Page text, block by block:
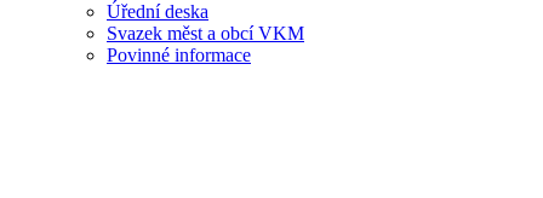
Úřední deska
Svazek měst a obcí VKM
Povinné informace